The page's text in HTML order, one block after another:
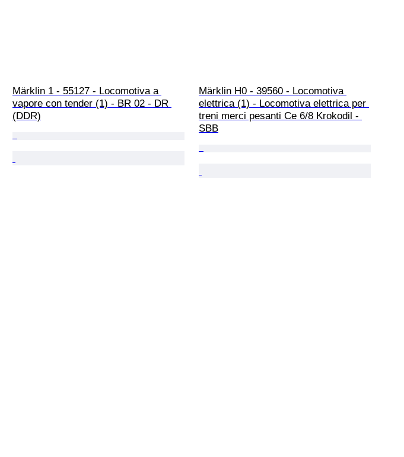
Märklin 1 - 55127 - Locomotiva a
vapore con tender (1) - BR 02 - DR
(DDR)
Märklin H0 - 39560 - Locomotiva
elettrica (1) - Locomotiva elettrica per
treni merci pesanti Ce 6/8 Krokodil -
SBB